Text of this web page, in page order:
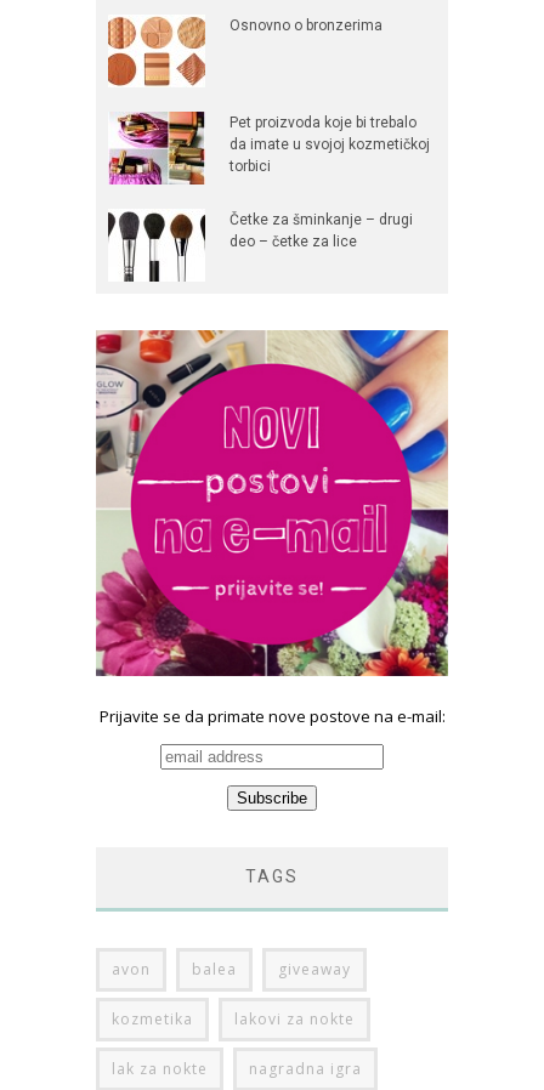
Osnovno o bronzerima
Pet proizvoda koje bi trebalo
da imate u svojoj kozmetičkoj
torbici
Četke za šminkanje – drugi
deo – četke za lice
Prijavite se da primate nove postove na e-mail:
TAGS
avon balea giveaway
kozmetika lakovi za nokte
lak za nokte nagradna igra